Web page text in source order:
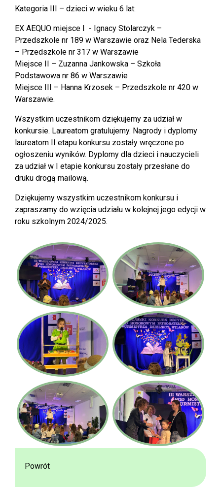
Kategoria III – dzieci w wieku 6 lat:
EX AEQUO miejsce I - Ignacy Stolarczyk –
Przedszkole nr 189 w Warszawie oraz Nela Tederska
– Przedszkole nr 317 w Warszawie
Miejsce II – Zuzanna Jankowska – Szkoła
Podstawowa nr 86 w Warszawie
Miejsce III – Hanna Krzosek – Przedszkole nr 420 w
Warszawie.
Wszystkim uczestnikom dziękujemy za udział w
konkursie. Laureatom gratulujemy. Nagrody i dyplomy
laureatom II etapu konkursu zostały wręczone po
ogłoszeniu wyników. Dyplomy dla dzieci i nauczycieli
za udział w I etapie konkursu zostały przesłane do
druku drogą mailową.
Dziękujemy wszystkim uczestnikom konkursu i
zapraszamy do wzięcia udziału w kolejnej jego edycji w
roku szkolnym 2024/2025.
Powrót